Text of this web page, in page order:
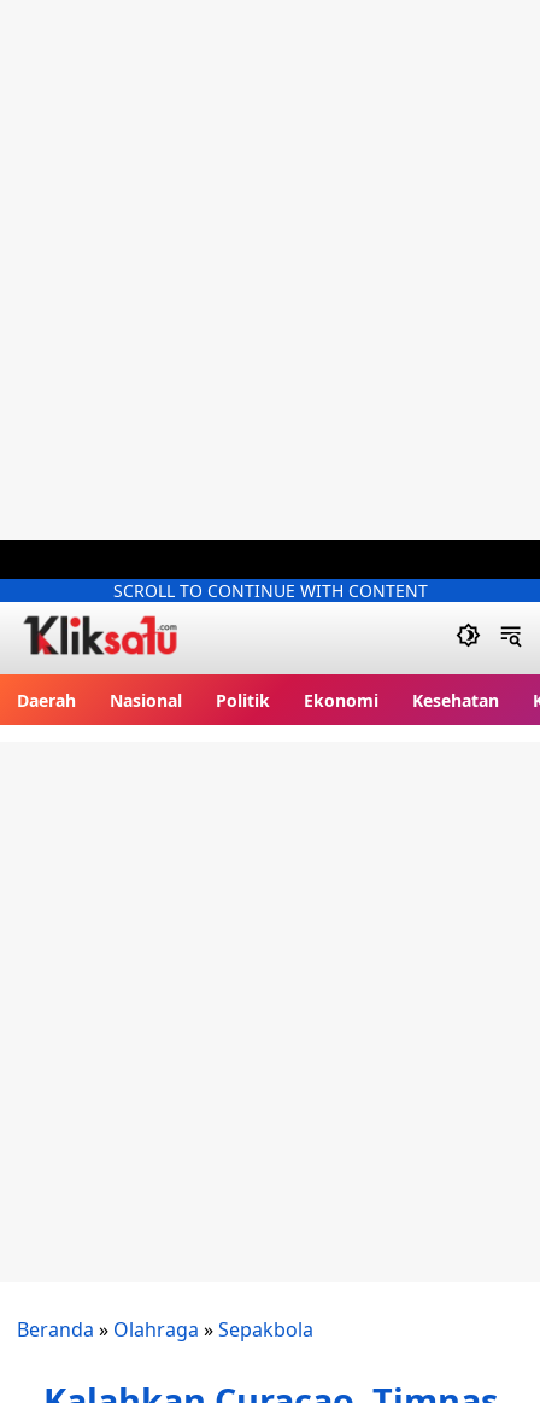
SCROLL TO CONTINUE WITH CONTENT
Daerah Nasional Politik Ekonomi Kesehatan
Beranda » Olahraga »Sepakbola